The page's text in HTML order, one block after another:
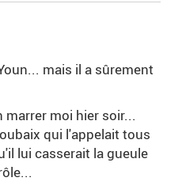
mais il a sûrement
moi hier soir...
qui l'appelait tous
lui casserait la gueule